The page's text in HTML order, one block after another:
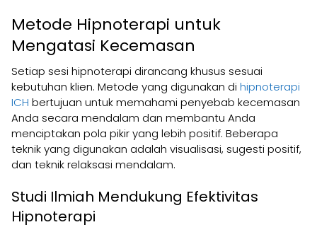
Metode Hipnoterapi untuk
Mengatasi Kecemasan
Setiap sesi hipnoterapi dirancang khusus sesuai
kebutuhan klien. Metode yang digunakan di hipnoterapi
ICH bertujuan untuk memahami penyebab kecemasan
Anda secara mendalam dan membantu Anda
menciptakan pola pikir yang lebih positif. Beberapa
teknik yang digunakan adalah visualisasi, sugesti positif,
dan teknik relaksasi mendalam.
Studi Ilmiah Mendukung Efektivitas
Hipnoterapi